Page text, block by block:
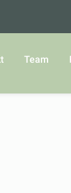
Team